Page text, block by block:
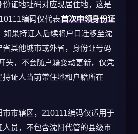
份证地址码对应现居住地，这是
编码仅代表首次申领身份证
如果持证人后续将户口迁移至沈
省其他城市或外省，身份证号码
头，不会随户籍变动更新，仅凭
持证人当前常住地和户籍所在
市市辖区，210111编码仅适用于
人员，不包含沈阳代管的县级市